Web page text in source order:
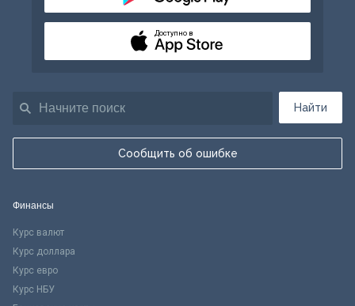
Найти
Сообщить об ошибке
Доступно в
Финансы
Курс валют
Курс доллара
Курс евро
Курс НБУ